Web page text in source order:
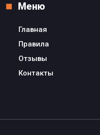
Меню
Главная
Правила
Отзывы
Контакты